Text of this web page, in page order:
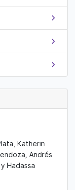
Katherin
Andrés
Hadassa